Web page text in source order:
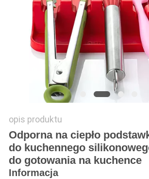
opis produktu
Odporna na ciepło
do kuchennego
do gotowania na kuchence
Informacja